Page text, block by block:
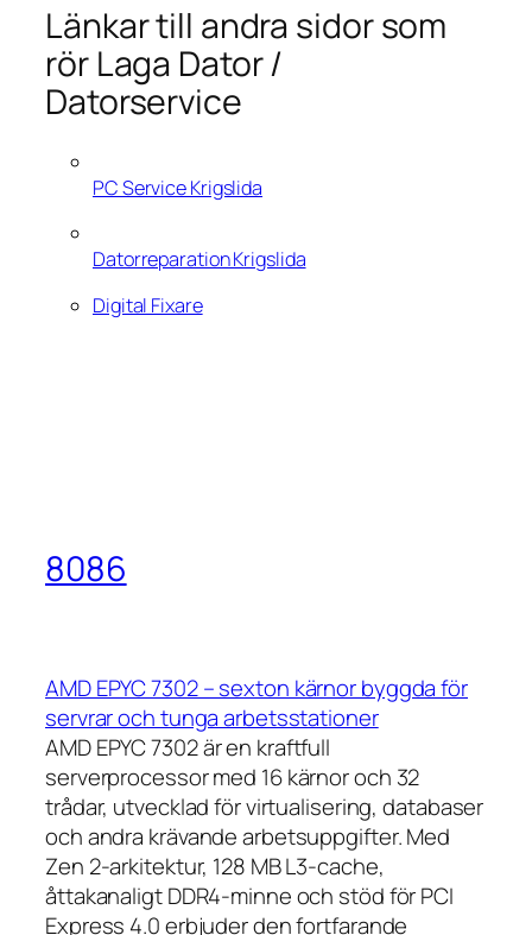
Länkar till andra sidor som
rör Laga Dator /
Datorservice
PC Service Krigslida
Datorreparation Krigslida
Digital Fixare
8086
AMD EPYC 7302 – sexton kärnor byggda för
servrar och tunga arbetsstationer
AMD EPYC 7302 är en kraftfull
serverprocessor med 16 kärnor och 32
trådar, utvecklad för virtualisering, databaser
och andra krävande arbetsuppgifter. Med
Zen 2-arkitektur, 128 MB L3-cache,
åttakanaligt DDR4-minne och stöd för PCI
Express 4.0 erbjuder den fortfarande